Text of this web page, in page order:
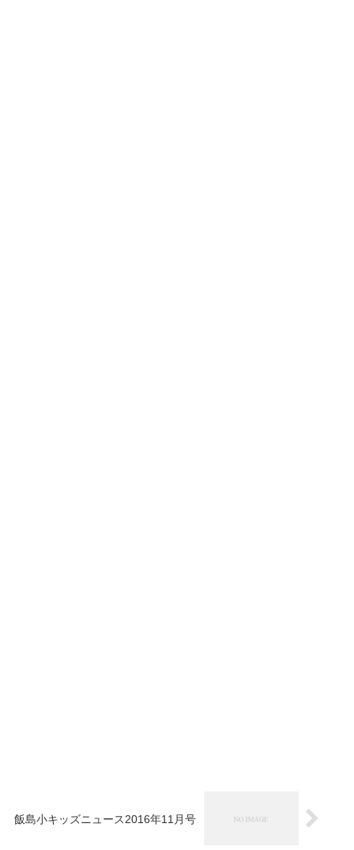
飯島小キッズニュース2016年11月号